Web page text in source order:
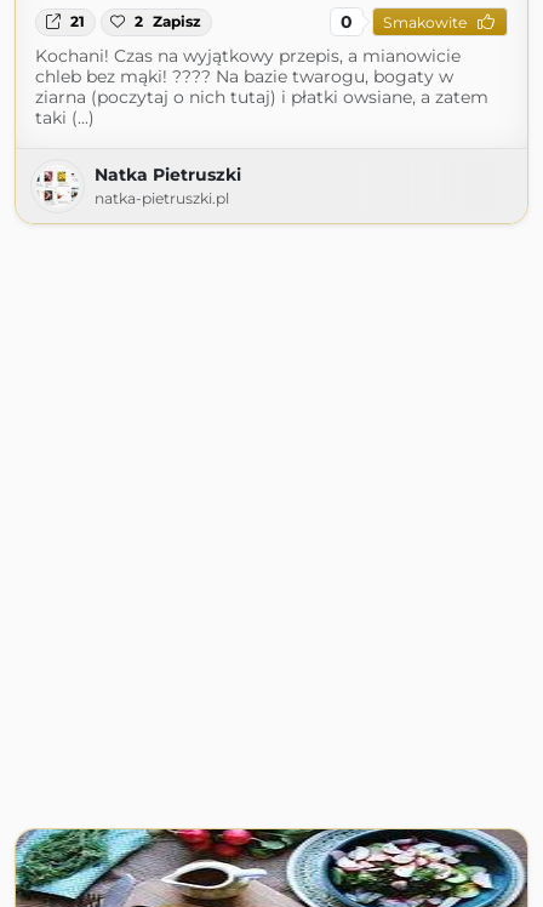
21 2 Zapisz 0 Smakowite
Kochani! Czas na wyjątkowy przepis, a mianowicie
chleb bez mąki! ???? Na bazie twarogu, bogaty w
ziarna (poczytaj o nich tutaj) i płatki owsiane, a zatem
taki (...)
Natka Pietruszki
natka-pietruszki.pl